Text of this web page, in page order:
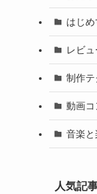
はじめ
レビュ
制作テ
動画コ
音楽
人気記